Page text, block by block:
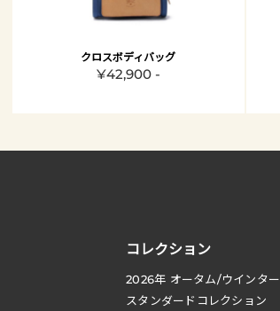
クロスボディバッグ
¥42,900 -
コレクション
2026年 オータム/ウインター
スタンダードコレクション